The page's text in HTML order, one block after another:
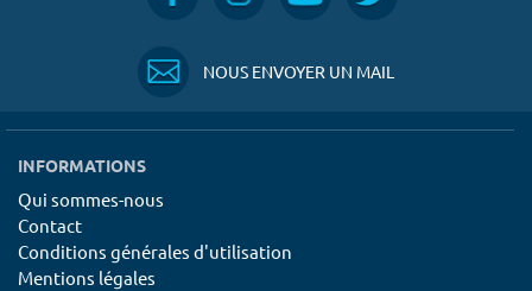
NOUS ENVOYER UN MAIL
INFORMATIONS
Qui sommes-nous
Contact
Conditions générales d'utilisation
Mentions légales